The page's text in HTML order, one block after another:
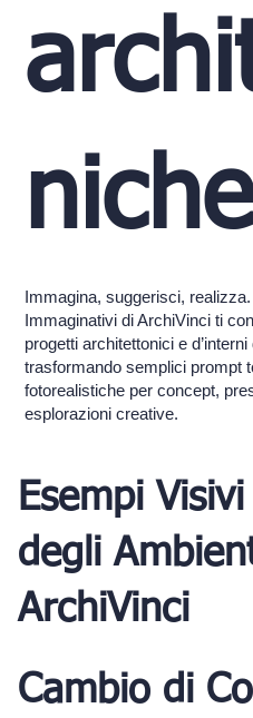
niche
Immagina, suggerisci,
Immaginativi di ArchiVinci ti
progetti architettonici e
trasformando semplici prompt
fotorealistiche per concept,
esplorazioni creative.
Esempi
degli
ArchiVinci
Cambio di